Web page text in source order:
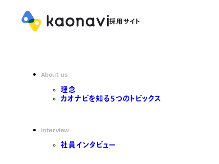
About us
理念
カオナビを知る5つのトピックス
Interview
社員インタビュー